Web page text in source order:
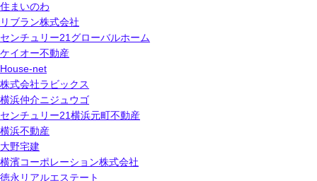
住まいのわ
リブラン株式会社
センチュリー21グローバルホーム
ケイオー不動産
House-net
株式会社ラビックス
横浜仲介ニジュウゴ
センチュリー21横浜元町不動産
横浜不動産
大野宅建
横濱コーポレーション株式会社
徳永リアルエステート